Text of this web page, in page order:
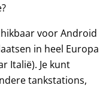
voor Android
in heel Europa
Italië). Je kunt
tankstations,